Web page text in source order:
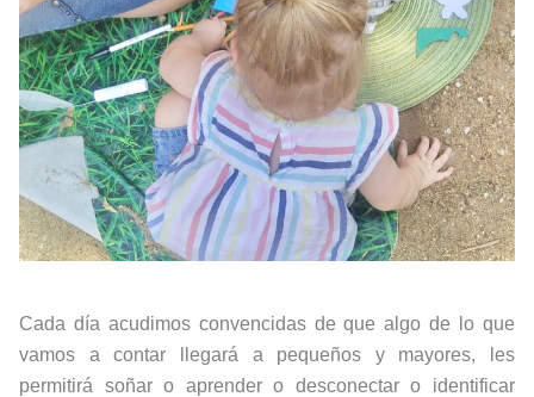
Cada día acudimos convencidas de que algo de lo que
vamos a contar llegará a pequeños y mayores, les
permitirá soñar o aprender o desconectar o identificar